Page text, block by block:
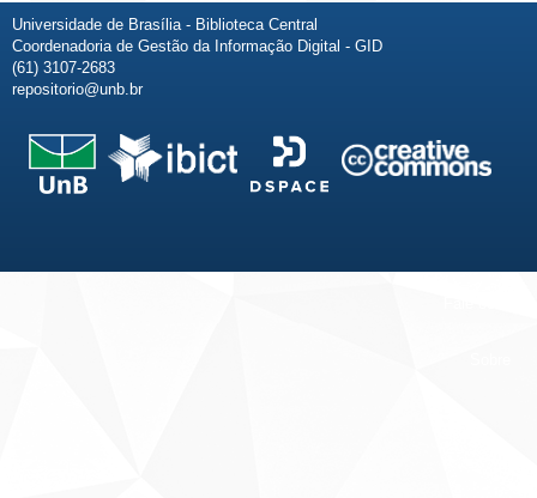
Universidade de Brasília - Biblioteca Central
Coordenadoria de Gestão da Informação Digital - GID
(61) 3107-2683
repositorio@unb.br